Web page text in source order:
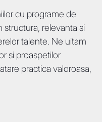
cu programe de
structura, relevanta si
talente. Ne uitam
si proaspetilor
practica valoroasa,